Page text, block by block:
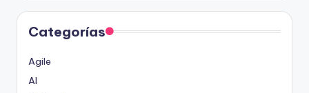
Categorías
Agile
AI